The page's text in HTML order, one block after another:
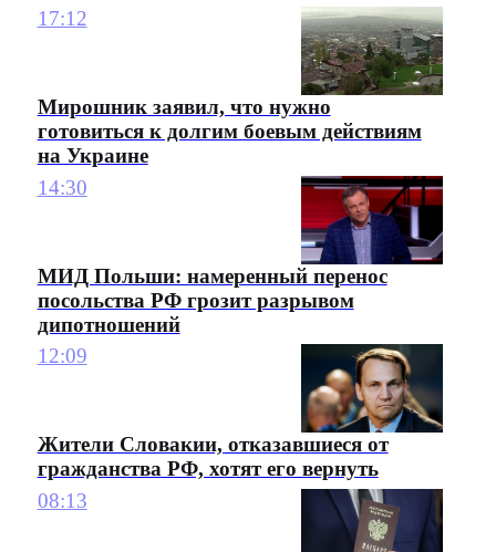
17:12
Мирошник заявил, что нужно
готовиться к долгим боевым действиям
на Украине
14:30
МИД Польши: намеренный перенос
посольства РФ грозит разрывом
дипотношений
12:09
Жители Словакии, отказавшиеся от
гражданства РФ, хотят его вернуть
08:13